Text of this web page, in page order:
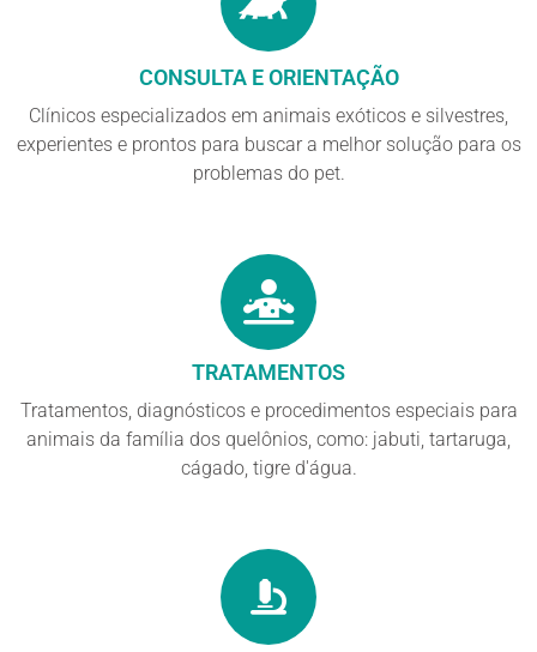
CONSULTA E ORIENTAÇÃO
Clínicos especializados em animais exóticos e silvestres,
experientes e prontos para buscar a melhor solução para os
problemas do pet.
TRATAMENTOS
Tratamentos, diagnósticos e procedimentos especiais para
animais da família dos quelônios, como: jabuti, tartaruga,
cágado, tigre d'água.